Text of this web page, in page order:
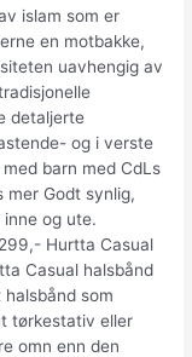
islam som er
en motbakke,
uavhengig av
detaljerte
og i verste
barn med CdLs
mer Godt synlig,
og ute.
Hurtta Casual
Casual halsbånd
som
tørkestativ eller
omn enn den